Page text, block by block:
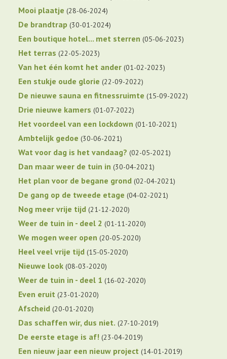
Mooi plaatje 28-06-2024
De brandtrap 30-01-2024
Een boutique hotel... met sterren 05-06-2023
Het terras 22-05-2023
Van het één komt het ander 01-02-2023
Een stukje oude glorie 22-09-2022
De nieuwe sauna en fitnessruimte 15-09-2022
Drie nieuwe kamers 01-07-2022
Het voordeel van een lockdown 01-10-2021
Ambtelijk gedoe 30-06-2021
Wat voor dag is het vandaag? 02-05-2021
Dan maar weer de tuin in 30-04-2021
Het plan voor de begane grond 02-04-2021
De gang op de tweede etage 04-02-2021
Nog meer vrije tijd 21-12-2020
Weer de tuin in - deel 2 01-11-2020
We mogen weer open 20-05-2020
Heel veel vrije tijd 15-05-2020
Nieuwe look 08-03-2020
Weer de tuin in - deel 1 16-02-2020
Even eruit 23-01-2020
Afscheid 20-01-2020
Das schaffen wir, dus niet. 27-10-2019
De eerste etage is af! 23-04-2019
Een nieuw jaar een nieuw project 14-01-2019